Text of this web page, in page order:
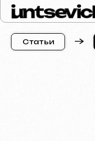
Ст ат ь и